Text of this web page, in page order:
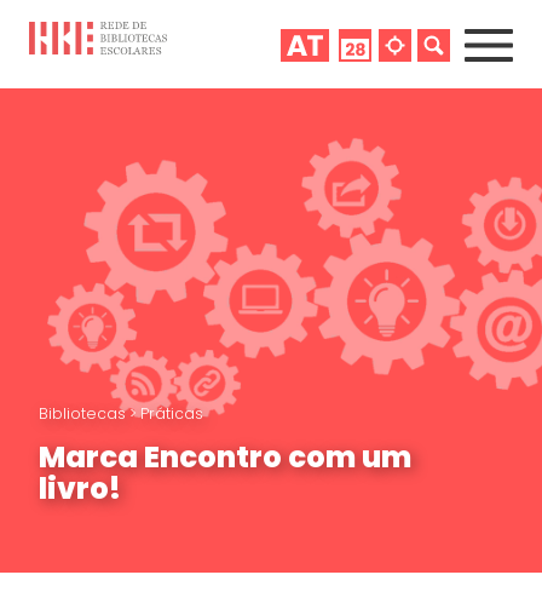
Bibliotecas>Práticas
Marca Encontro com um
livro!